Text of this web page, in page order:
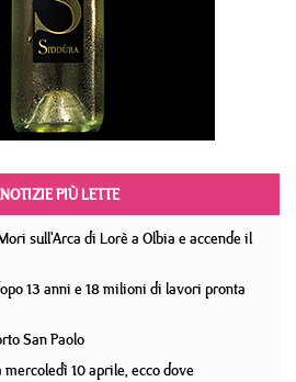
PIÙ LETTE
sull'Arca di Lorè a Olbia e accende il
13 anni e 18 milioni di lavori pronta
San Paolo
10 aprile, ecco dove